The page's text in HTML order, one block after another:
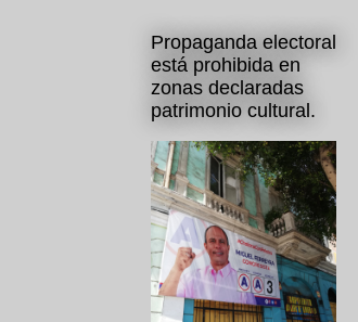
Propaganda electoral
está prohibida en
zonas declaradas
patrimonio cultural.